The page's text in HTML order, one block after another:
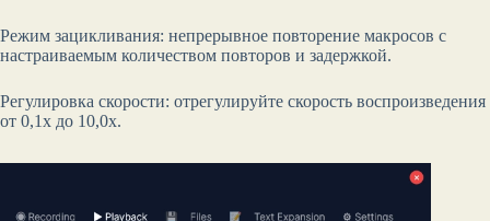
Режим зацикливания: непрерывное повторение макросов с
настраиваемым количеством повторов и задержкой.
Регулировка скорости: отрегулируйте скорость воспроизведения
от 0,1x до 10,0x.